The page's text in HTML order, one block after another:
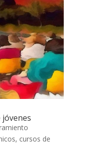
, cursos de